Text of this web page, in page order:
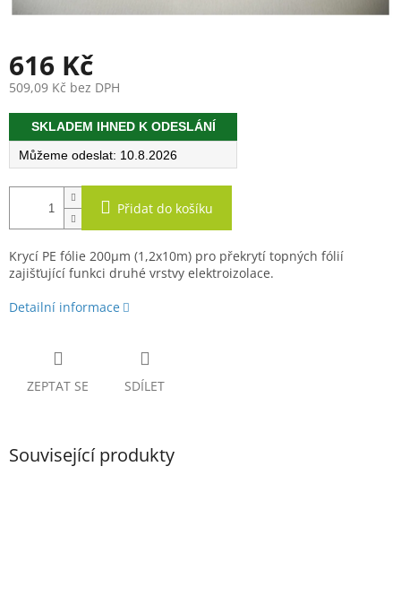
616 Kč
509,09 Kč bez DPH
Měrná
cena:SKLADEM IHNED K ODESLÁNÍ
10.8.2026
Přidat do košíku
Krycí PE fólie 200µm (1,2x10m) pro překrytí topných fólií
zajišťující funkci druhé vrstvy elektroizolace.
Detailní informace
ZEPTAT SE SDÍLET
Související produkty